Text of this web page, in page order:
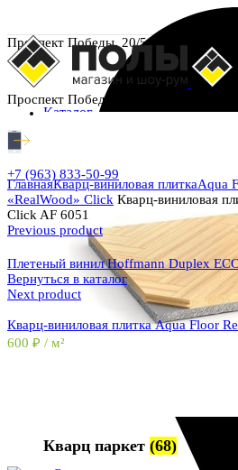
Проспект Победы, 20/5
Проспект Победы, 20/5
Каталог
Кварц паркет (68)
+7 (963) 833-50-99
ГлавнаяКварц-виниловая плиткаAqua
«RealWood» Click Кварц-виниловая
Click AF 6051
Previous product
Плетеный винил Hoffmann Duplex
Вернуться в каталог
Next product
Кварц-виниловая плитка Aqua Floor
600 ₽ / м²